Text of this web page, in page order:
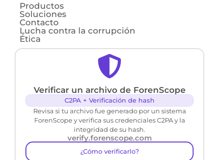
Productos
Soluciones
Contacto
Lucha contra la corrupción
Ética
Verificar un archivo de ForenScope
C2PA + Verificación de hash
Revisa si tu archivo fue generado por un sistema
ForenScope y verifica sus credenciales C2PA y la
integridad de su hash.
verify.forenscope.com
¿Cómo verificarlo?